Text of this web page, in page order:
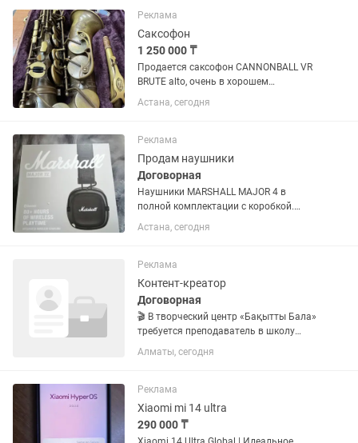
Частотный диапазон: 20 Гц – 20...
Реклама
Саксофон
1 250 000 ₸
Продается саксофон CANNONBALL VR
BRUTE alto, очень в хорошем
состоянии, звучит очень классно,
инструмент 2022 года, для ценителей
Астана, сегодня
Реклама
Продам наушники
Договорная
Наушники MARSHALL MAJOR 4 в
полной комплектации с коробкой.
Хороший звук, мощная батарея заряда
хватает на долгий срок. Работает в
беспроводной).
Астана, сегодня
Реклама
Контент-креатор
Договорная
🎬 В творческий центр «Бақытты Бала»
требуется преподаватель в школу
блогеров для детей от 8 до 17 лет.
Обязанности: — обучение съёмке Reels
видео на телефоне; —...
Алматы, сегодня
Реклама
Xiaomi mi 14 ultra
290 000 ₸